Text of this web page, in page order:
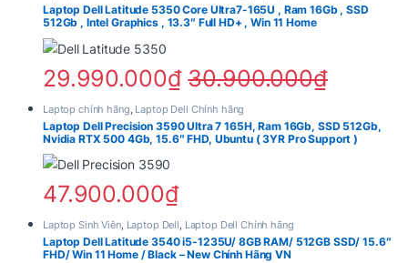
việc lâu dài.
SSD 1TB PCIe Tốc Độ Cao
NVMe dung lượng 1TB, cung cấp không gian lưu trữ
rộng rãi cho dữ liệu, dự án và phần mềm chuyên
nghiệp.
Ưu điểm của SSD tốc độ cao:
Khởi động Windows chỉ trong vài giây.
Laptop Dell Latitude 5350 Core Ultra7-165U , Ram 16Gb , SSD
512Gb , Intel Graphics , 13.3″ Full HD+ , Win 11 Home
29.990.000₫ 30.900.000₫
Laptop chính hãng, Laptop Dell Chính hãng
Laptop Dell Precision 3590 Ultra 7 165H, Ram 16Gb, SSD 512Gb,
Nvidia RTX 500 4Gb, 15.6″ FHD, Ubuntu ( 3YR Pro Support )
47.900.000₫
Laptop Sinh Viên, Laptop Dell, Laptop Dell Chính hãng
Laptop Dell Latitude 3540 i5-1235U/ 8GB RAM/ 512GB SSD/ 15.6″
FHD/ Win 11 Home / Black – New Chính Hãng VN